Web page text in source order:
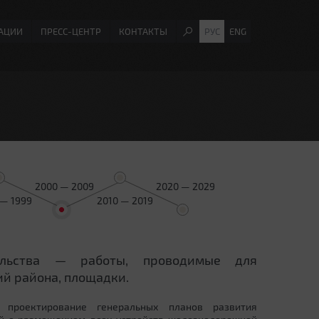
ПРЕСС-ЦЕНТР КОНТАКТЫ РУС ENG
1999
2000 — 2009
2010 — 2019
2020 — 2029
— работы, проводимые для
района, площадки.
генеральных планов развития